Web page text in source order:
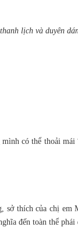
lịch và duyên
có thể thoải
thích của chị
đến toàn thể phái